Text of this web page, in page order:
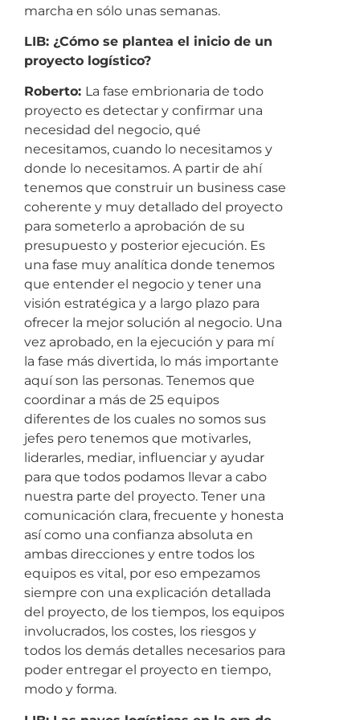
marcha en sólo unas semanas.
LIB: ¿Cómo se plantea el inicio de un
proyecto logístico?
Roberto: La fase embrionaria de todo
proyecto es detectar y confirmar una
necesidad del negocio, qué
necesitamos, cuando lo necesitamos y
donde lo necesitamos. A partir de ahí
tenemos que construir un business case
coherente y muy detallado del proyecto
para someterlo a aprobación de su
presupuesto y posterior ejecución. Es
una fase muy analítica donde tenemos
que entender el negocio y tener una
visión estratégica y a largo plazo para
ofrecer la mejor solución al negocio. Una
vez aprobado, en la ejecución y para mí
la fase más divertida, lo más importante
aquí son las personas. Tenemos que
coordinar a más de 25 equipos
diferentes de los cuales no somos sus
jefes pero tenemos que motivarles,
liderarles, mediar, influenciar y ayudar
para que todos podamos llevar a cabo
nuestra parte del proyecto. Tener una
comunicación clara, frecuente y honesta
así como una confianza absoluta en
ambas direcciones y entre todos los
equipos es vital, por eso empezamos
siempre con una explicación detallada
del proyecto, de los tiempos, los equipos
involucrados, los costes, los riesgos y
todos los demás detalles necesarios para
poder entregar el proyecto en tiempo,
modo y forma.